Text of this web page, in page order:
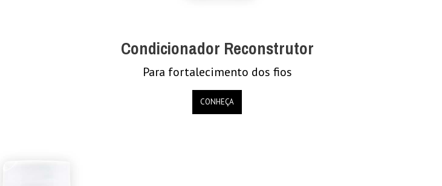
Condicionador Reconstrutor
Para fortalecimento dos fios
CONHEÇA